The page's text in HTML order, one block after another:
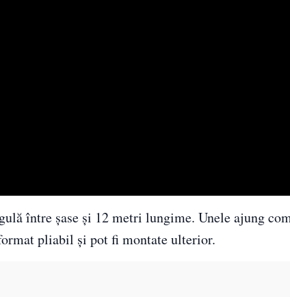
între șase și 12 metri lungime. Unele ajung
pliabil și pot fi montate ulterior.